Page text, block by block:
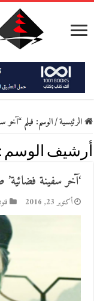
الرئيسية/الوسم: فيلم “آخر
أرشيف الوسم :
‘آخر سفينة
أكتوبر 23, 2016